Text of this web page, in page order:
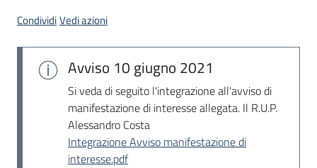
CondividiVedi azioni
Avviso 10 giugno 2021
Si veda di seguito l'integrazione all'avviso di
manifestazione di interesse allegata. Il R.U.P.
Alessandro Costa
Integrazione Avviso manifestazione di
interesse.pdf